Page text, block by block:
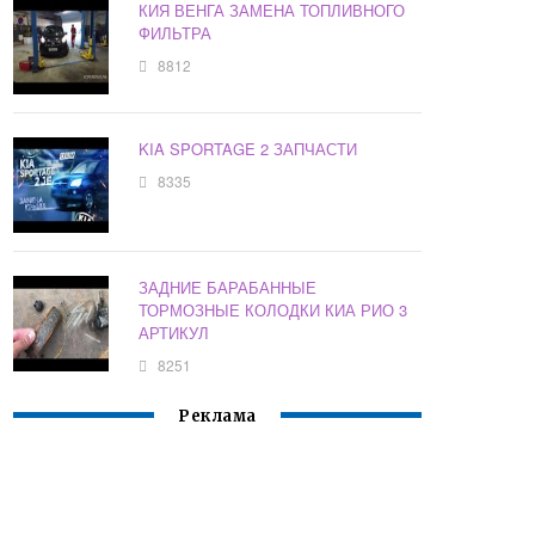
КИЯ ВЕНГА ЗАМЕНА ТОПЛИВНОГО
ФИЛЬТРА
8812
KIA SPORTAGE 2 ЗАПЧАСТИ
8335
ЗАДНИЕ БАРАБАННЫЕ
ТОРМОЗНЫЕ КОЛОДКИ КИА РИО 3
АРТИКУЛ
8251
Реклама